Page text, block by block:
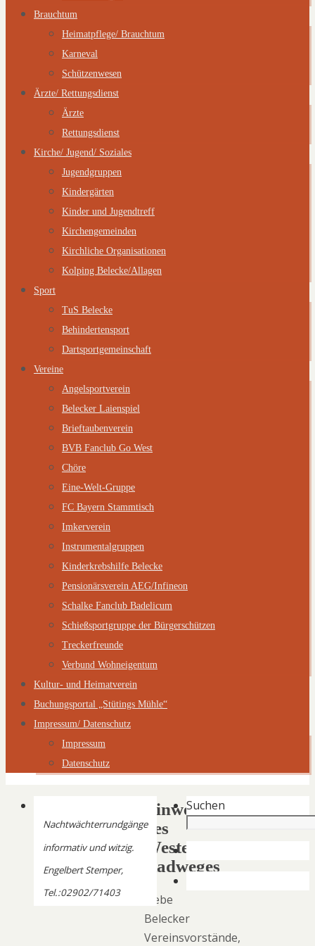
Brauchtum
Heimatpflege/ Brauchtum
Karneval
Schützenwesen
Ärzte/ Rettungsdienst
Ärzte
Rettungsdienst
Kirche/ Jugend/ Soziales
Jugendgruppen
Kindergärten
Kinder und Jugendtreff
Kirchengemeinden
Kirchliche Organisationen
Kolping Belecke/Allagen
Sport
TuS Belecke
Behindertensport
Dartsportgemeinschaft
Vereine
Angelsportverein
Belecker Laienspiel
Brieftaubenverein
BVB Fanclub Go West
Chöre
Eine-Welt-Gruppe
FC Bayern Stammtisch
Imkerverein
Instrumentalgruppen
Kinderkrebshilfe Belecke
Pensionärsverein AEG/Infineon
Schalke Fanclub Badelicum
Schießsportgruppe der Bürgerschützen
Treckerfreunde
Verbund Wohneigentum
Kultur- und Heimatverein
Buchungsportal „Stütings Mühle“
Impressum/ Datenschutz
Impressum
Datenschutz
Einweihung
des
Westertal-
Radweges
Liebe
Belecker
Vereinsvorstände,
Nachtwächterrundgänge
informativ und witzig.
Engelbert Stemper,
Tel.:02902/71403
Suchen